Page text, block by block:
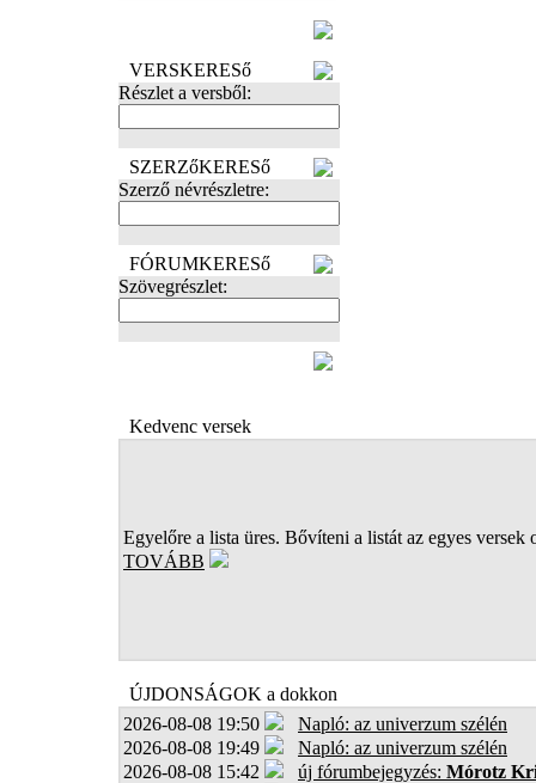
VERSKERESő
Részlet a versből:
SZERZőKERESő
Szerző névrészletre:
FÓRUMKERESő
Szövegrészlet:
Kedvenc versek
Egyelőre a lista üres. Bővíteni a listát az egyes versek
TOVÁBB
ÚJDONSÁGOK a dokkon
2026-08-08 19:50
Napló: az univerzum szélén
2026-08-08 19:49
Napló: az univerzum szélén
2026-08-08 15:42
új fórumbejegyzés: Mórotz